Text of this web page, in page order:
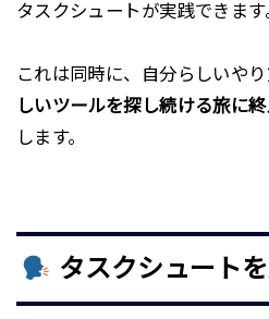
タスクシュートが実践できます
これは同時に、自分らしいや
しいツールを探し続ける旅に
します。
タスクシュート